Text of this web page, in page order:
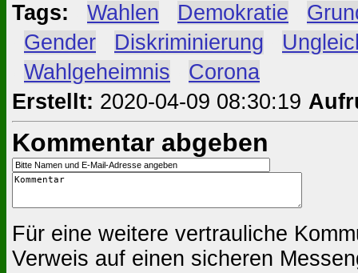
Tags:
Wahlen Demokratie
Gender Diskriminierung
Wahlgeheimnis
Corona
Erstellt: 2020-04-09 08:30:19
Kommentar abgeben
Für eine weitere vertrauliche
Verweis auf einen sicheren